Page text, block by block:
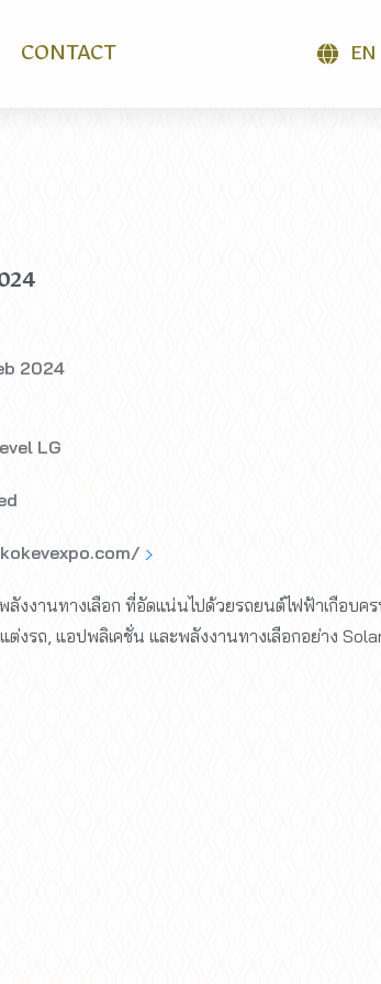
CONTACT EN
2024
LG
งงานทางเลือก ที่อัดแน่นไปด้วยรถยนต์ไฟฟ้าเกือบค
ต่งรถ, แอปพลิเคชั่น และพลังงานทางเลือกอย่าง